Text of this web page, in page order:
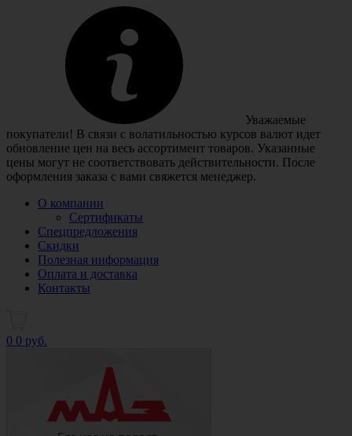
Уважаемые
покупатели! В связи с волатильностью курсов валют идет
обновление цен на весь ассортимент товаров. Указанные
цены могут не соответствовать действительности. После
оформления заказа с вами свяжется менеджер.
О компании
Сертификаты
Спецпредложения
Скидки
Полезная информация
Оплата и доставка
Контакты
0 0 руб.